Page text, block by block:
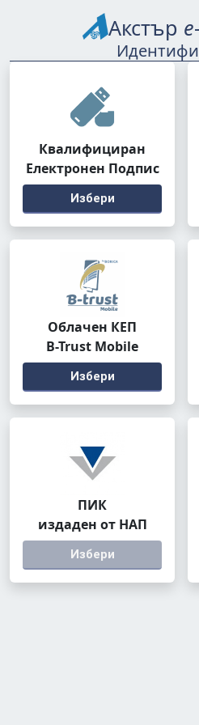
Акстър е
Квалифициран
Електронен Подпис
Избери
Облачен КЕП
B-Trust Mobile
Избери
ПИК
издаден от НАП
Избери